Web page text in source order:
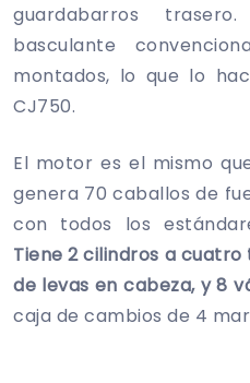
guardabarros
basculante
montados, lo que lo
CJ750.
El motor es el mismo
genera 70 caballos de
con todos los
Tiene 2 cilindros a
de levas en cabeza, y 8
caja de cambios de 4